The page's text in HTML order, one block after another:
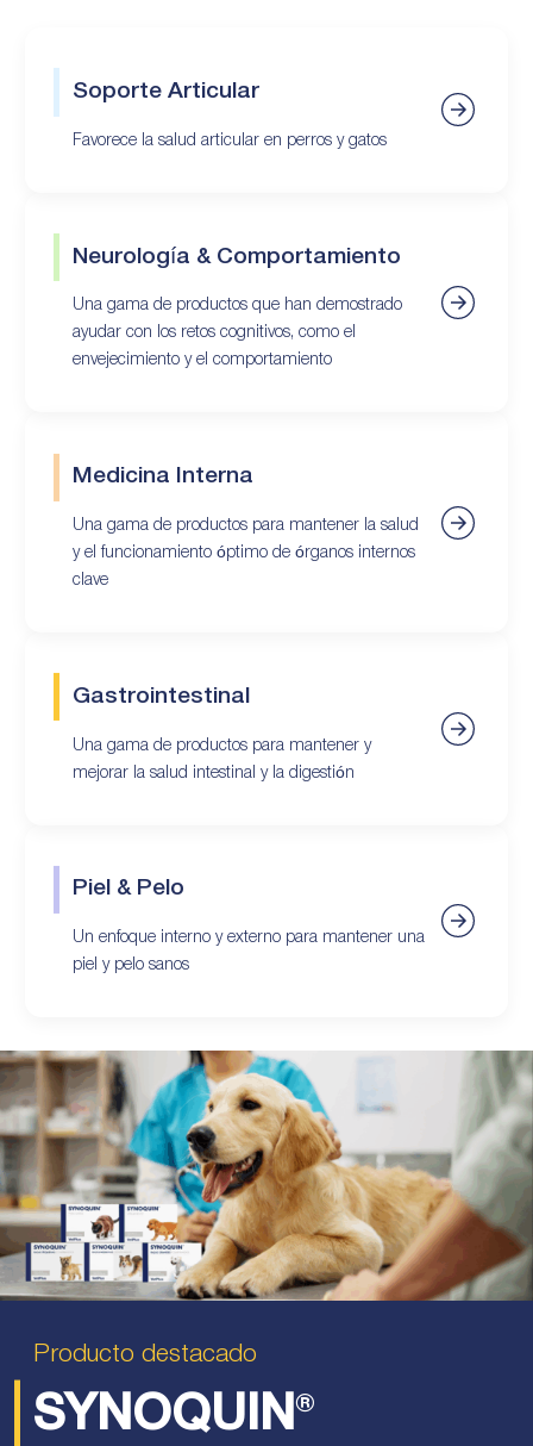
Soporte Articular
Favorece la salud articular en perros y gatos
Neurología & Comportamiento
Una gama de productos que han demostrado
ayudar con los retos cognitivos, como el
envejecimiento y el comportamiento
Medicina Interna
Una gama de productos para mantener la salud
y el funcionamiento óptimo de órganos internos
clave
Gastrointestinal
Una gama de productos para mantener y
mejorar la salud intestinal y la digestión
Piel & Pelo
Un enfoque interno y externo para mantener una
piel y pelo sanos
Producto destacado
SYNOQUIN®